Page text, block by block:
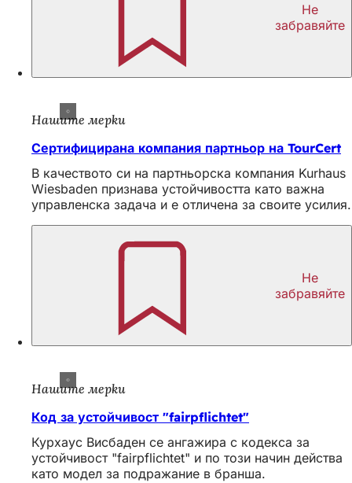
Не
забравяйте
Нашите мерки
Сертифицирана компания партньор на TourCert
В качеството си на партньорска компания Kurhaus
Wiesbaden признава устойчивостта като важна
управленска задача и е отличена за своите усилия.
Не
забравяйте
Нашите мерки
Код за устойчивост "fairpflichtet"
Курхаус Висбаден се ангажира с кодекса за
устойчивост "fairpflichtet" и по този начин действа
като модел за подражание в бранша.